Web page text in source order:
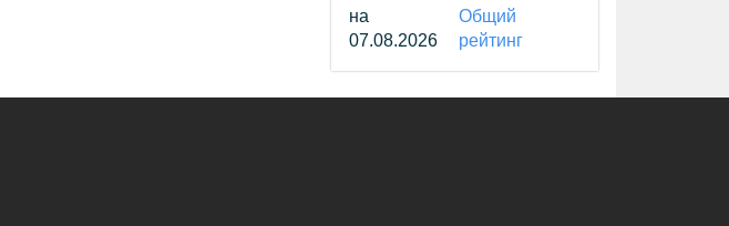
на
07.08.2026
Общий
рейтинг